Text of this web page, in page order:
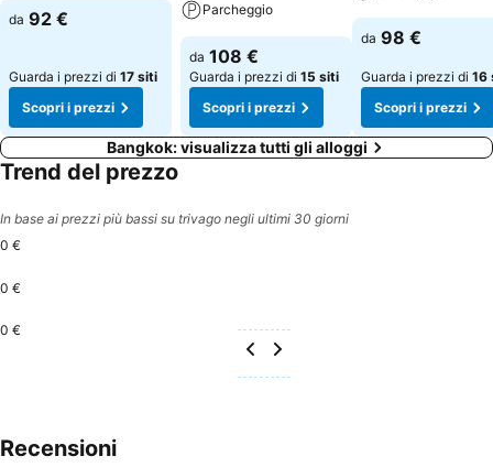
da 92 €
Guarda i prezzi di 17 siti
Scopri i prezzi
Parcheggio
da 108 €
Guarda i prezzi di 15 siti
Scopri i prezzi
da 98 €
Guarda i prezzi di 16
Scopri i prezzi
Bangkok: visualizza tutti gli alloggi
Trend del prezzo
In base ai prezzi più bassi su trivago negli ultimi 30 giorni
0 €
0 €
0 €
Recensioni